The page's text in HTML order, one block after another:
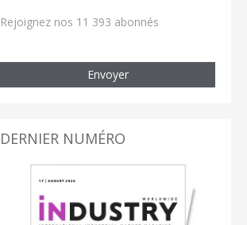
Rejoignez nos 11 393 abonnés
Envoyer
DERNIER NUMÉRO